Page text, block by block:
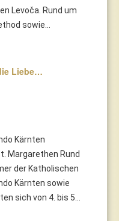
Levoča. Rund um
sowie...
Liebe…
Kärnten
Margarethen Rund
der Katholischen
Kärnten sowie
sich von 4. bis 5...